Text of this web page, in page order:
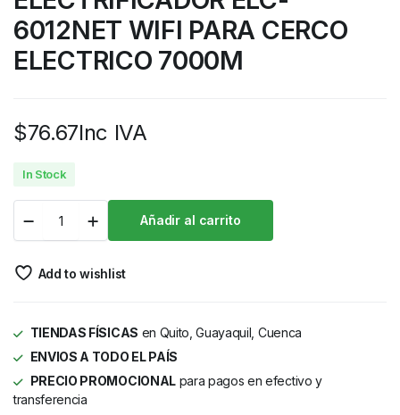
6012NET WIFI PARA CERCO
ELECTRICO 7000M
$76.67Inc IVA
In Stock
Añadir al carrito
Add to wishlist
TIENDAS FÍSICAS en Quito, Guayaquil, Cuenca
ENVIOS A TODO EL PAÍS
PRECIO PROMOCIONALpara pagos en efectivo y
transferencia